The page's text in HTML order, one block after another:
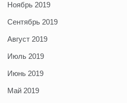
Ноябрь 2019
Сентябрь 2019
Август 2019
Июль 2019
Июнь 2019
Май 2019